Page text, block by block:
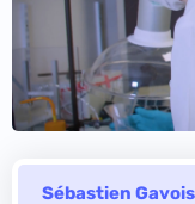
Sébastien Gavois